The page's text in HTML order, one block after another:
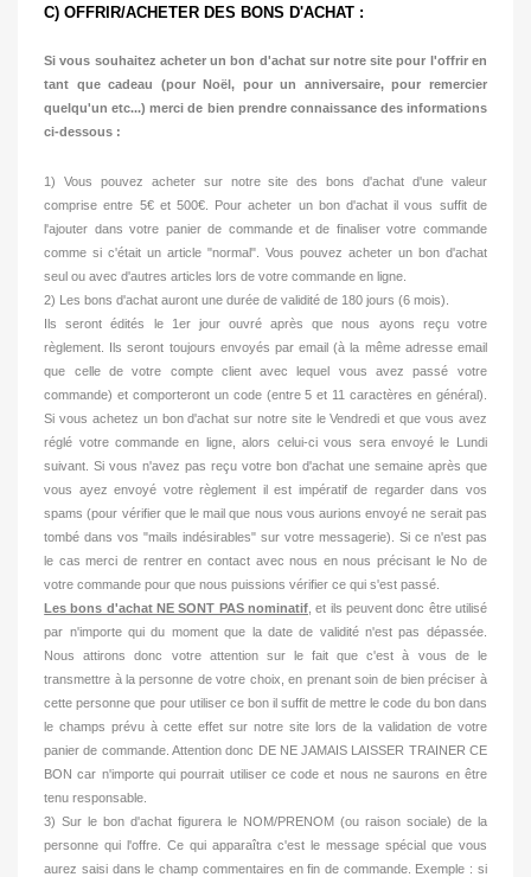
C) OFFRIR/ACHETER DES BONS D'ACHAT :
Si vous souhaitez acheter un bon d'achat sur notre site pour l'offrir en
tant que cadeau (pour Noël, pour un anniversaire, pour remercier
quelqu'un etc...) merci de bien prendre connaissance des informations
ci-dessous :
1) Vous pouvez acheter sur notre site des bons d'achat d'une valeur
comprise entre 5€ et 500€. Pour acheter un bon d'achat il vous suffit de
l'ajouter dans votre panier de commande et de finaliser votre commande
comme si c'était un article "normal". Vous pouvez acheter un bon d'achat
seul ou avec d'autres articles lors de votre commande en ligne.
2) Les bons d'achat auront une durée de validité de 180 jours (6 mois).
Ils seront édités le 1er jour ouvré après que nous ayons reçu votre
règlement. Ils seront toujours envoyés par email (à la même adresse email
que celle de votre compte client avec lequel vous avez passé votre
commande) et comporteront un code (entre 5 et 11 caractères en général).
Si vous achetez un bon d'achat sur notre site le Vendredi et que vous avez
réglé votre commande en ligne, alors celui-ci vous sera envoyé le Lundi
suivant. Si vous n'avez pas reçu votre bon d'achat une semaine après que
vous ayez envoyé votre règlement il est impératif de regarder dans vos
spams (pour vérifier que le mail que nous vous aurions envoyé ne serait pas
tombé dans vos "mails indésirables" sur votre messagerie). Si ce n'est pas
le cas merci de rentrer en contact avec nous en nous précisant le No de
votre commande pour que nous puissions vérifier ce qui s'est passé.
Les bons d'achat NE SONT PAS nominatif , et ils peuvent donc être utilisé
par n'importe qui du moment que la date de validité n'est pas dépassée.
Nous attirons donc votre attention sur le fait que c'est à vous de le
transmettre à la personne de votre choix, en prenant soin de bien préciser à
cette personne que pour utiliser ce bon il suffit de mettre le code du bon dans
le champs prévu à cette effet sur notre site lors de la validation de votre
panier de commande. Attention donc DE NE JAMAIS LAISSER TRAINER CE
BON car n'importe qui pourrait utiliser ce code et nous ne saurons en être
tenu responsable.
3) Sur le bon d'achat figurera le NOM/PRENOM (ou raison sociale) de la
personne qui l'offre. Ce qui apparaîtra c'est le message spécial que vous
aurez saisi dans le champ commentaires en fin de commande. Exemple : si